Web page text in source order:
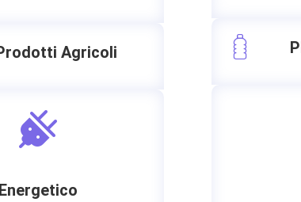
Agricoli
Energetico